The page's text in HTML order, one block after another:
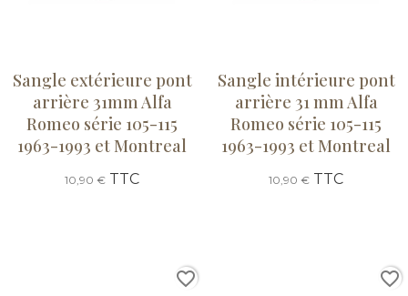
Sangle extérieure pont
arrière 31mm Alfa
Romeo série 105-115
1963-1993 et Montreal
10,90 € TTC
Sangle intérieure pont
arrière 31 mm Alfa
Romeo série 105-115
1963-1993 et Montreal
10,90 € TTC
favorite_border favorite_border